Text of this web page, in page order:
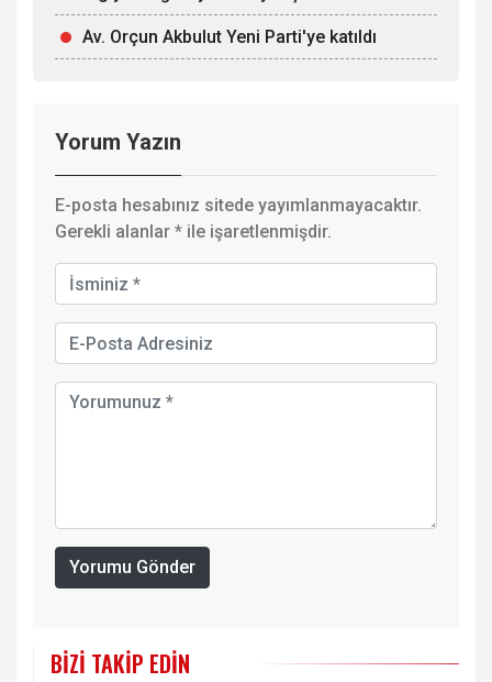
Av. Orçun Akbulut Yeni Parti'ye katıldı
Yorum Yazın
E-posta hesabınız sitede yayımlanmayacaktır.
Gerekli alanlar * ile işaretlenmişdir.
Yorumu Gönder
BIZI TAKIP EDIN